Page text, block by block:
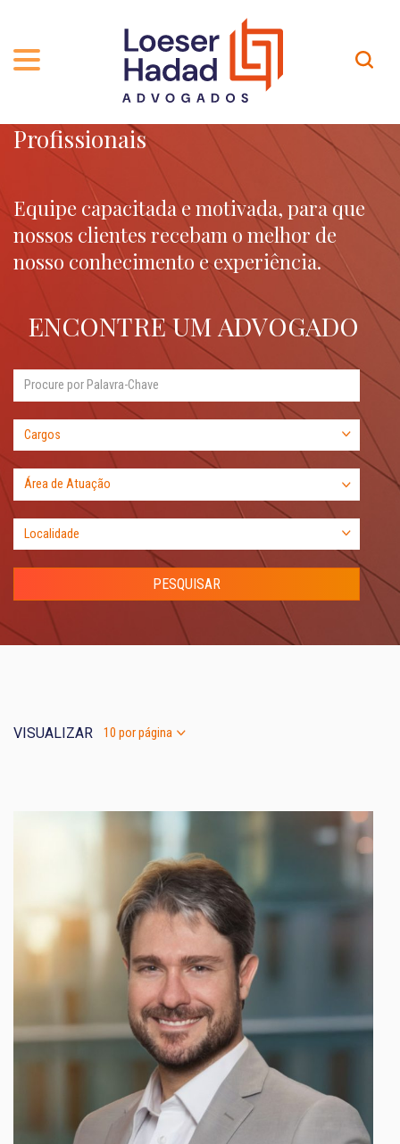
QUEM SOMOS
TRAJETÓRIA
INCLUSÃO E DIVERSIDADE
INTERNATIONAL NETWORK
PRÊMIOS
ÁREAS DE ATUAÇÃO
PROFISSIONAIS
PUBLICAÇÕES
CARREIRA
Contato
Profissionais
Equipe capacitada e motivada, para que
nossos clientes recebam o melhor de
nosso conhecimento e experiência.
ENCONTRE UM ADVOGADO
VISUALIZAR